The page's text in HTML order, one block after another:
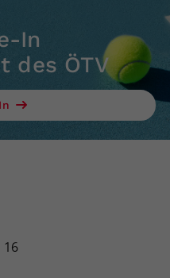
In
des ÖTV
16